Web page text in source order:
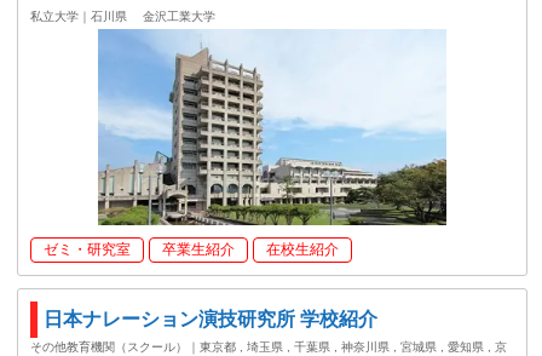
私立大学｜石川県 金沢工業大学
ゼミ・研究室 卒業生紹介 在校生紹介
日本ナレーション演技研究所 学校紹介
その他教育機関（スクール）｜東京都 , 埼玉県 , 千葉県 , 神奈川県 , 宮城県 , 愛知県 , 京